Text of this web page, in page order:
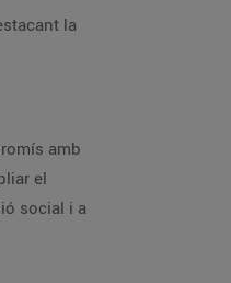
la
amb
el
social i a